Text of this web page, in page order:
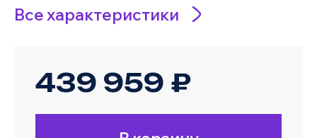
Все характеристики
439 959 ₽